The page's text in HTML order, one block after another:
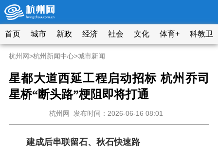
首页 城市 新政 经济 社会 文化 体育+ 科教卫
杭州网>杭州新闻中心>城市新闻
星都大道西延工程启动招标 杭州乔司
星桥“断头路”梗阻即将打通
杭州网 发布时间：2026-06-16 08:01
建成后串联留石、秋石快速路